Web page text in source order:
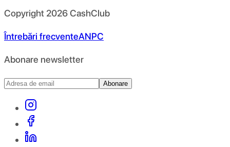
Copyright 2026CashClub
Întrebări frecventeANPC
Abonare newsletter
Abonare